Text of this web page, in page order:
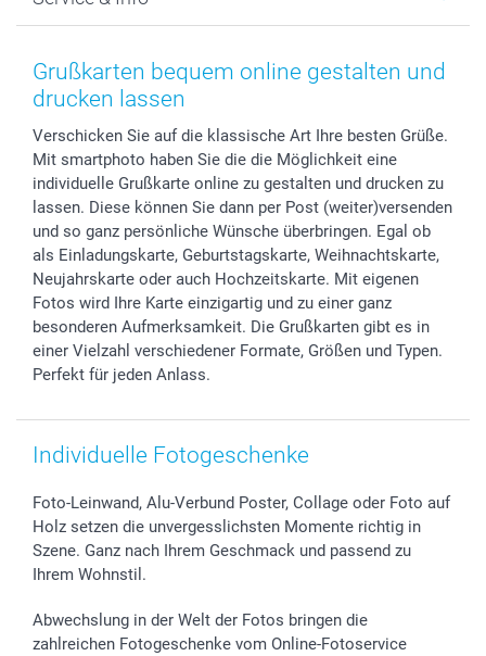
Fotoabzüge, Fotos als Buch & Poster
Zubehör & Material
Foto-Kalender & Agenden
Geschenk-Gutscheine (PDF)
Datenschutz
AGB
Impressum
Partnerprogramme
Investor Relations
B2B smartbusiness
Widerrufsrecht
Neujahr
Muttertag
Vatertag
Hochzeit
Geburtstag
Geburt
Zu allen Anlässen
Anmelden /Registrieren
Preise und Versandkosten
72h Lieferung
Zahlungsmöglichkeiten
Sitemap
Status der Bestellung
smartfriends
smartgarantie
smartbonus
Grußkarten bequem online gestalten und
drucken lassen
Verschicken Sie auf die klassische Art Ihre besten Grüße.
Mit smartphoto haben Sie die die Möglichkeit eine
individuelle Grußkarte online zu gestalten und drucken zu
lassen. Diese können Sie dann per Post (weiter)versenden
und so ganz persönliche Wünsche überbringen. Egal ob
als Einladungskarte, Geburtstagskarte, Weihnachtskarte,
Neujahrskarte oder auch Hochzeitskarte. Mit eigenen
Fotos wird Ihre Karte einzigartig und zu einer ganz
besonderen Aufmerksamkeit. Die Grußkarten gibt es in
einer Vielzahl verschiedener Formate, Größen und Typen.
Perfekt für jeden Anlass.
Individuelle Fotogeschenke
Foto-Leinwand, Alu-Verbund Poster, Collage oder Foto auf
Holz setzen die unvergesslichsten Momente richtig in
Szene. Ganz nach Ihrem Geschmack und passend zu
Ihrem Wohnstil.
Abwechslung in der Welt der Fotos bringen die
zahlreichen Fotogeschenke vom Online-Fotoservice